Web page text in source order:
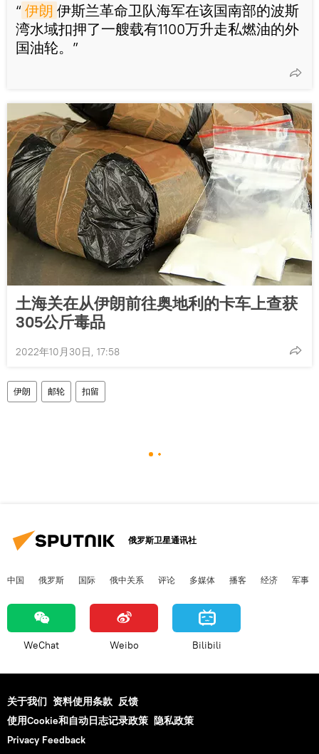
“ 伊朗 伊斯兰革命卫队海军在该国南部的波斯
湾水域扣押了一艘载有1100万升走私燃油的外
国油轮。”
土海关在从伊朗前往奥地利的卡车上查获
305公斤毒品
2022年10月30日, 17:58
伊朗 邮轮 扣留
俄罗斯卫星通讯社
中国 俄罗斯 国际 俄中关系 评论 多媒体 播客 经济 军事
WeChat Weibo Bilibili
关于我们 资料使用条款 反馈
使用Cookie和自动日志记录政策 隐私政策
Privacy Feedback